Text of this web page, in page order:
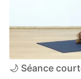
🌙 Séance